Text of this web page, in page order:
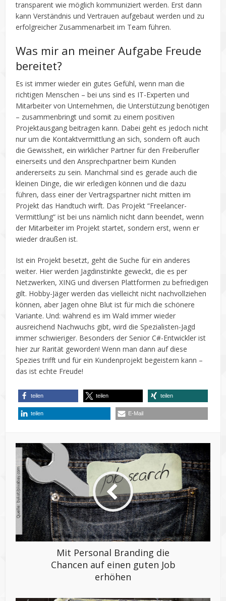
transparent wie möglich kommuniziert werden. Erst dann
kann Verständnis und Vertrauen aufgebaut werden und zu
erfolgreicher Zusammenarbeit im Team führen.
Was mir an meiner Aufgabe Freude
bereitet?
Es ist immer wieder ein gutes Gefühl, wenn man die
richtigen Menschen – bei uns sind es IT-Experten und
Mitarbeiter von Unternehmen, die Unterstützung benötigen
– zusammenbringt und somit zu einem positiven
Projektausgang beitragen kann. Dabei geht es jedoch nicht
nur um die Kontaktvermittlung an sich, sondern oft auch
die Gewissheit, ein wirklicher Partner für den Freiberufler
einerseits und den Ansprechpartner beim Kunden
andererseits zu sein. Manchmal sind es gerade auch die
kleinen Dinge, die wir erledigen können und die dazu
führen, dass einer der Vertragspartner nicht mitten im
Projekt das Handtuch wirft. Das Projekt “Freelancer-
Vermittlung“ ist bei uns nämlich nicht dann beendet, wenn
der Mitarbeiter im Projekt startet, sondern erst, wenn er
wieder draußen ist.
Ist ein Projekt besetzt, geht die Suche für ein anderes
weiter. Hier werden Jagdinstinkte geweckt, die es per
Netzwerken, XING und diversen Plattformen zu befriedigen
gilt. Hobby-Jäger werden das vielleicht nicht nachvollziehen
können, aber Jagen ohne Blut ist für mich die schönere
Variante. Und: während es im Wald immer wieder
ausreichend Nachwuchs gibt, wird die Spezialisten-Jagd
immer schwieriger. Besonders der Senior C#-Entwickler ist
hier zur Rarität geworden! Wenn man dann auf diese
Spezies trifft und für ein Kundenprojekt begeistern kann –
das ist echte Freude!
teilen teilen teilen
teilen E-Mail
Mit Personal Branding die
Chancen auf einen guten Job
erhöhen